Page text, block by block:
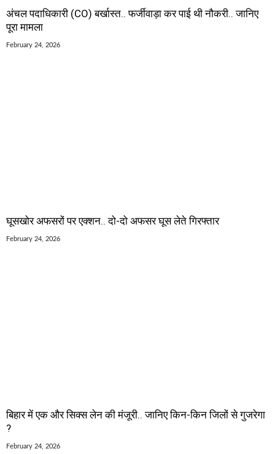
अंचल पदाधिकारी (CO) बर्खास्त.. फर्जीवाड़ा कर पाई थी नौकरी.. जानिए
पूरा मामला
February 24, 2026
घूसखोर अफसरों पर एक्शन.. दो-दो अफसर घूस लेते गिरफ्तार
February 24, 2026
बिहार में एक और सिक्स लेन की मंजूरी.. जानिए किन-किन जिलों से गुजरेगा
?
February 24, 2026